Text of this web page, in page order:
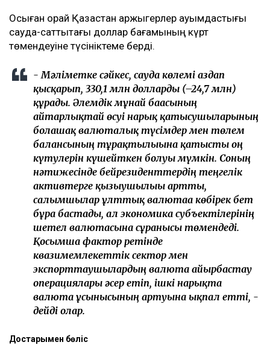
Осыған орай Қазақстан қаржыгерлер қауымдастығы
сауда-саттықтағы доллар бағамының күрт
төмендеуіне түсініктеме берді.
- Мәліметке сәйкес, сауда көлемі аздап
қысқарып, 330,1 млн долларды (–24,7 млн)
құрады. Әлемдік мұнай бағасының
айтарлықтай өсуі нарық қатысушыларының
болашақ валюталық түсімдер мен төлем
балансының тұрақтылығына қатысты оң
күтулерін күшейткен болуы мүмкін. Соның
нәтижесінде бейрезиденттердің теңгелік
активтерге қызығушылығы артты,
салымшылар ұлттық валютаға көбірек бет
бұра бастады, ал экономика субъектілерінің
шетел валютасына сұранысы төмендеді.
Қосымша фактор ретінде
квазимемлекеттік сектор мен
экспорттаушылардың валюта айырбастау
операциялары әсер етіп, ішкі нарықта
валюта ұсынысының артуына ықпал етті, -
дейді олар.
Достарыңмен бөліс